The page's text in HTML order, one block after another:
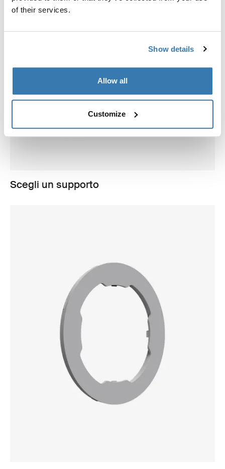
of their services.
Show details
Allow all
Customize
Scegli un supporto